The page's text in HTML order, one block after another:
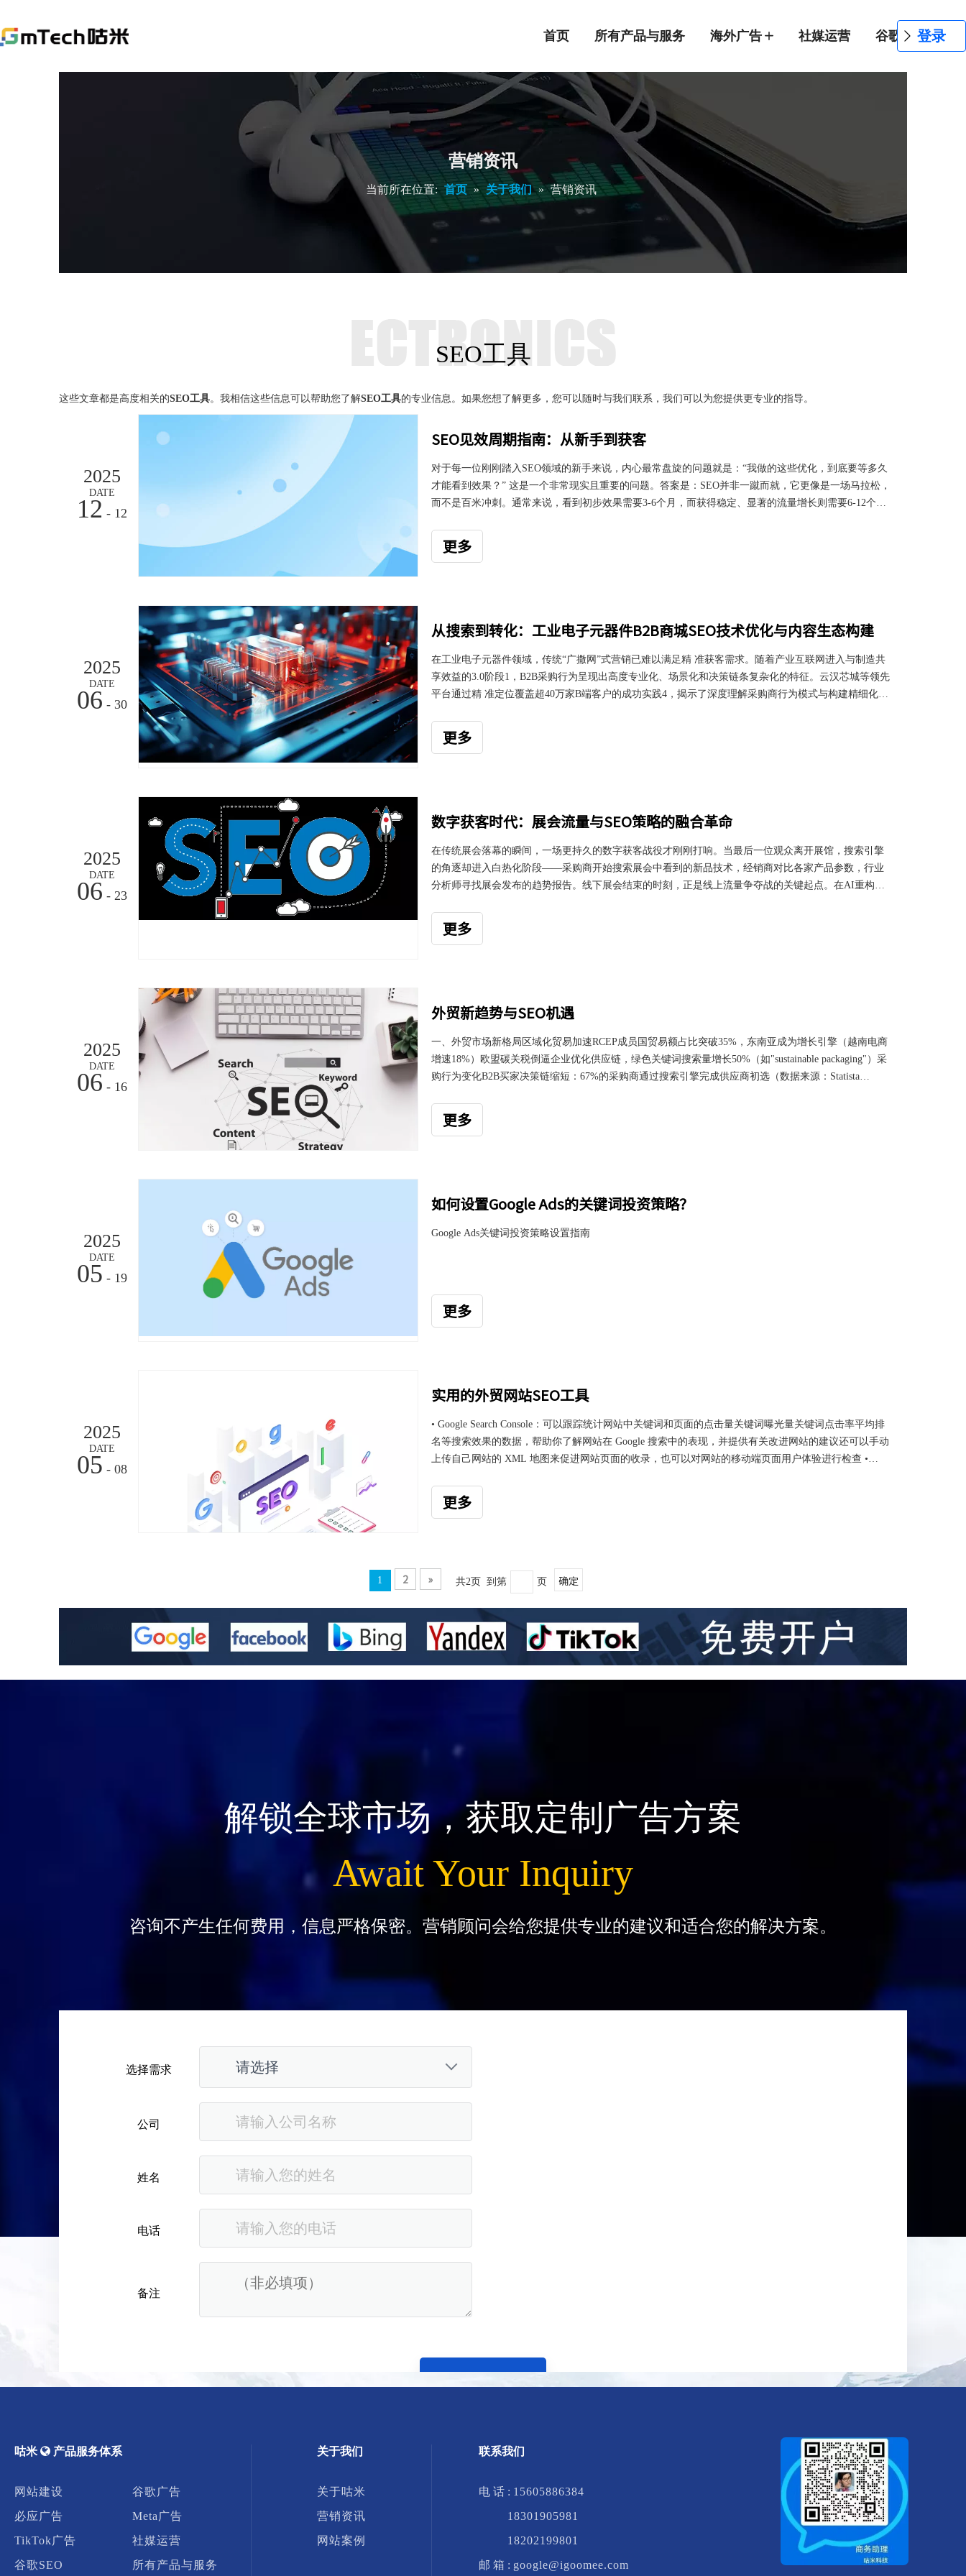
首页 所有产品与服务 海外广告 社媒运营 谷歌SEO登录
营销资讯
当前所在位置: 首页 » 关于我们 » 营销资讯
SEO工具
这些文章都是高度相关的SEO工具。我相信这些信息可以帮助您了解SEO工具的专业信息。如果您想了解更多，您可以随时与我们联系，我们可以为您提供更专业的指导。
2025
DATE
12 - 12
SEO见效周期指南：从新手到获客
对于每一位刚刚踏入SEO领域的新手来说，内心最常盘旋的问题就是：“我做的这些优化，到底要等多久
才能看到效果？” 这是一个非常现实且重要的问题。答案是：SEO并非一蹴而就，它更像是一场马拉松，
而不是百米冲刺。通常来说，看到初步效果需要3-6个月，而获得稳定、显著的流量增长则需要6-12个月
期”，甚至有效提速。本文将为你详细解析SEO的见效周期，并提供一份实用的“提速指南”。第一部分：
为什么SEO需要这么长时间？理解搜索引擎的“工作流程”把搜索引擎（尤其是谷歌）想象成一位严谨的
更多
2025
DATE
06 - 30
从搜索到转化：工业电子元器件B2B商城SEO技术优化与内容生态构建
在工业电子元器件领域，传统“广撒网”式营销已难以满足精 准获客需求。随着产业互联网进入与制造共
享效益的3.0阶段1，B2B采购行为呈现出高度专业化、场景化和决策链条复杂化的特征。云汉芯城等领先
平台通过精 准定位覆盖超40万家B端客户的成功实践4，揭示了深度理解采购商行为模式与构建精细化关
是SEO从营销工具升级为供应链数字化枢纽的战略跃迁。当京东工业品覆盖40%世界500强企业7，其核
心能力已不仅是关键词排名，而是以搜索为入口的全价值链服务重构。工业电子元器件领
更多
2025
DATE
06 - 23
数字获客时代：展会流量与SEO策略的融合革命
在传统展会落幕的瞬间，一场更持久的数字获客战役才刚刚打响。当最后一位观众离开展馆，搜索引擎
的角逐却进入白热化阶段——采购商开始搜索展会中看到的新品技术，经销商对比各家产品参数，行业
分析师寻找展会发布的趋势报告。线下展会结束的时刻，正是线上流量争夺战的关键起点。在AI重构搜
致本地化流量错配，信任崩塌造成转化率断崖下跌。而突破困局的核心，在于将会展场景与SEO策略深
度整合，构建365天持续运转的数字获客引擎。
更多
2025
DATE
06 - 16
外贸新趋势与SEO机遇
一、外贸市场新格局区域化贸易加速RCEP成员国贸易额占比突破35%，东南亚成为增长引擎（越南电商
增速18%）欧盟碳关税倒逼企业优化供应链，绿色关键词搜索量增长50%（如"sustainable packaging"）采
购行为变化B2B买家决策链缩短：67%的采购商通过搜索引擎完成供应商初选（数据来源：Statista
本地化（案例驱动）关键词分层模型：核心词：行业通用词（如"3D printer supplier"）长尾词：场景化需
求（如"FDA-certified food pack
更多
2025
DATE
05 - 19
如何设置Google Ads的关键词投资策略？
Google Ads关键词投资策略设置指南
更多
2025
DATE
05 - 08
实用的外贸网站SEO工具
• Google Search Console：可以跟踪统计网站中关键词和页面的点击量关键词曝光量关键词点击率平均排
名等搜索效果的数据，帮助你了解网站在 Google 搜索中的表现，并提供有关改进网站的建议还可以手动
上传自己网站的 XML 地图来促进网站页面的收录，也可以对网站的移动端页面用户体验进行检查 •
行跟踪，是做 SEO 的时候必不可少的工具如果你使用了 Google Ads 广告和 Google Search Console，也可
以和 Google Analy
更多
1 2 » 共2页 到第 页 确定
解锁全球市场，获取定制广告方案
Await Your Inquiry
咨询不产生任何费用，信息严格保密。营销顾问会给您提供专业的建议和适合您的解决方案。
咕米 ​​​​​​​ 产品服务体系
网站建设
谷歌广告
必应广告
Meta广告
关于我们
关于咕米
联系我们
电 话 : 15605886384
18301905981